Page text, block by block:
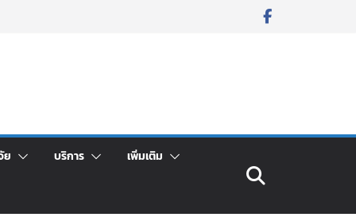
ย บริการ เพิ่มเติม